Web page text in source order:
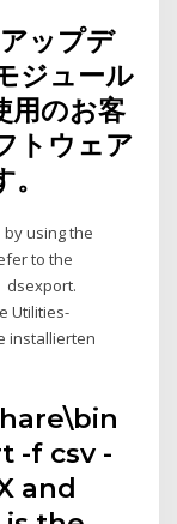
ップデ
ジュール
用のお客
トウェア
using the
to the
dsexport.
Utilities-
installierten
-f csv -
and